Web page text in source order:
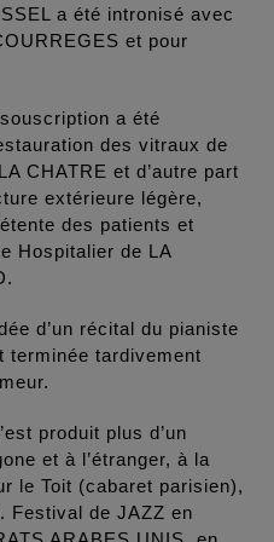
a été intronisé avec
et pour
a été
des vitraux de
CHATRE et d’autre part
extérieure légère,
des patients et
Hospitalier de LA
d’un récital du pianiste
terminée tardivement
produit plus d’un
et à l’étranger, à la
le Toit (cabaret parisien),
Festival de JAZZ en